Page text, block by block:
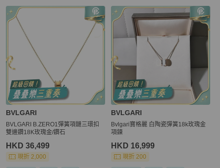
BVLGARI
BVLGARI B.ZERO1彈簧項鏈三環扣
雙邊鑽18K玫瑰金/鑽石
HKD 36,499
現折 2,000
BVLGARI
Bvlgari寶格麗 白陶瓷彈簧18k玫瑰金
項鍊
HKD 16,999
現折 200